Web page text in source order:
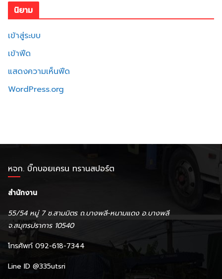
นิยาม
เข้าสู่ระบบ
เข้าฟีด
แสดงความเห็นฟีด
WordPress.org
หจก. บิ๊กบอยเครน ทรานสปอร์ต
สำนักงาน
55/54 หมู่ 7 ซ.สามมิตร ถ.บางพลี-หนามแดง อ.บางพลี
จ.สมุทรปราการ 10540
โทรศัพท์ 092-618-7344
Line ID @335utsri